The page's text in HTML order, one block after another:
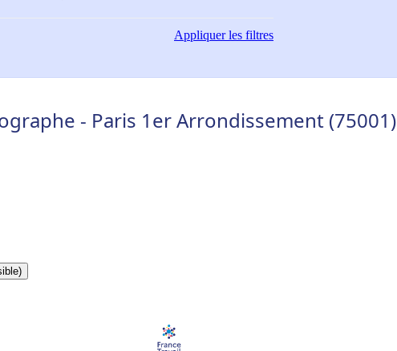
Appliquerles filtres
- Paris 1er Arrondissement (75001)